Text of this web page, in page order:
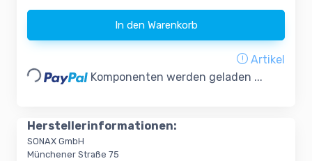
In den Warenkorb
Artikel
Loading... Komponenten werden geladen ...
Herstellerinformationen:
SONAX GmbH
Münchener Straße 75